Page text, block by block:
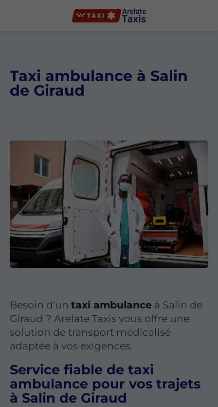
Taxi ambulance à Salin
de Giraud
Besoin d'untaxi ambulance à Salin de
Giraud ? Arelate Taxis vous offre une
solution de transport médicalisé
adaptée à vos exigences.
Service fiable de taxi
ambulance pour vos trajets
à Salin de Giraud